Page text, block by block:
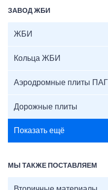
ЗАВОД ЖБИ
ЖБИ
Кольца ЖБИ
Аэродромные плиты ПАГ
Дорожные плиты
Показать ещё
МЫ ТАКЖЕ ПОСТАВЛЯЕМ